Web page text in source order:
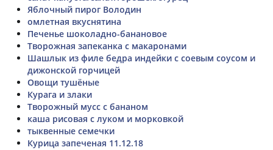
Яблочный пирог Володин
омлетная вкуснятина
Печенье шоколадно-банановое
Творожная запеканка с макаронами
Шашлык из филе бедра индейки с соевым соусом и
дижонской горчицей
Овощи тушёные
Курага и злаки
Творожный мусс с бананом
каша рисовая с луком и морковкой
тыквенные семечки
Курица запеченая 11.12.18